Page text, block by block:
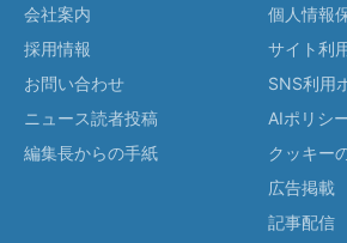
会社案内
採用情報
お問い合わせ
ニュース読者投稿
編集長からの手紙
個人情報
サイト利
SNS利用
AIポリシ
クッキー
広告掲載
記事配信